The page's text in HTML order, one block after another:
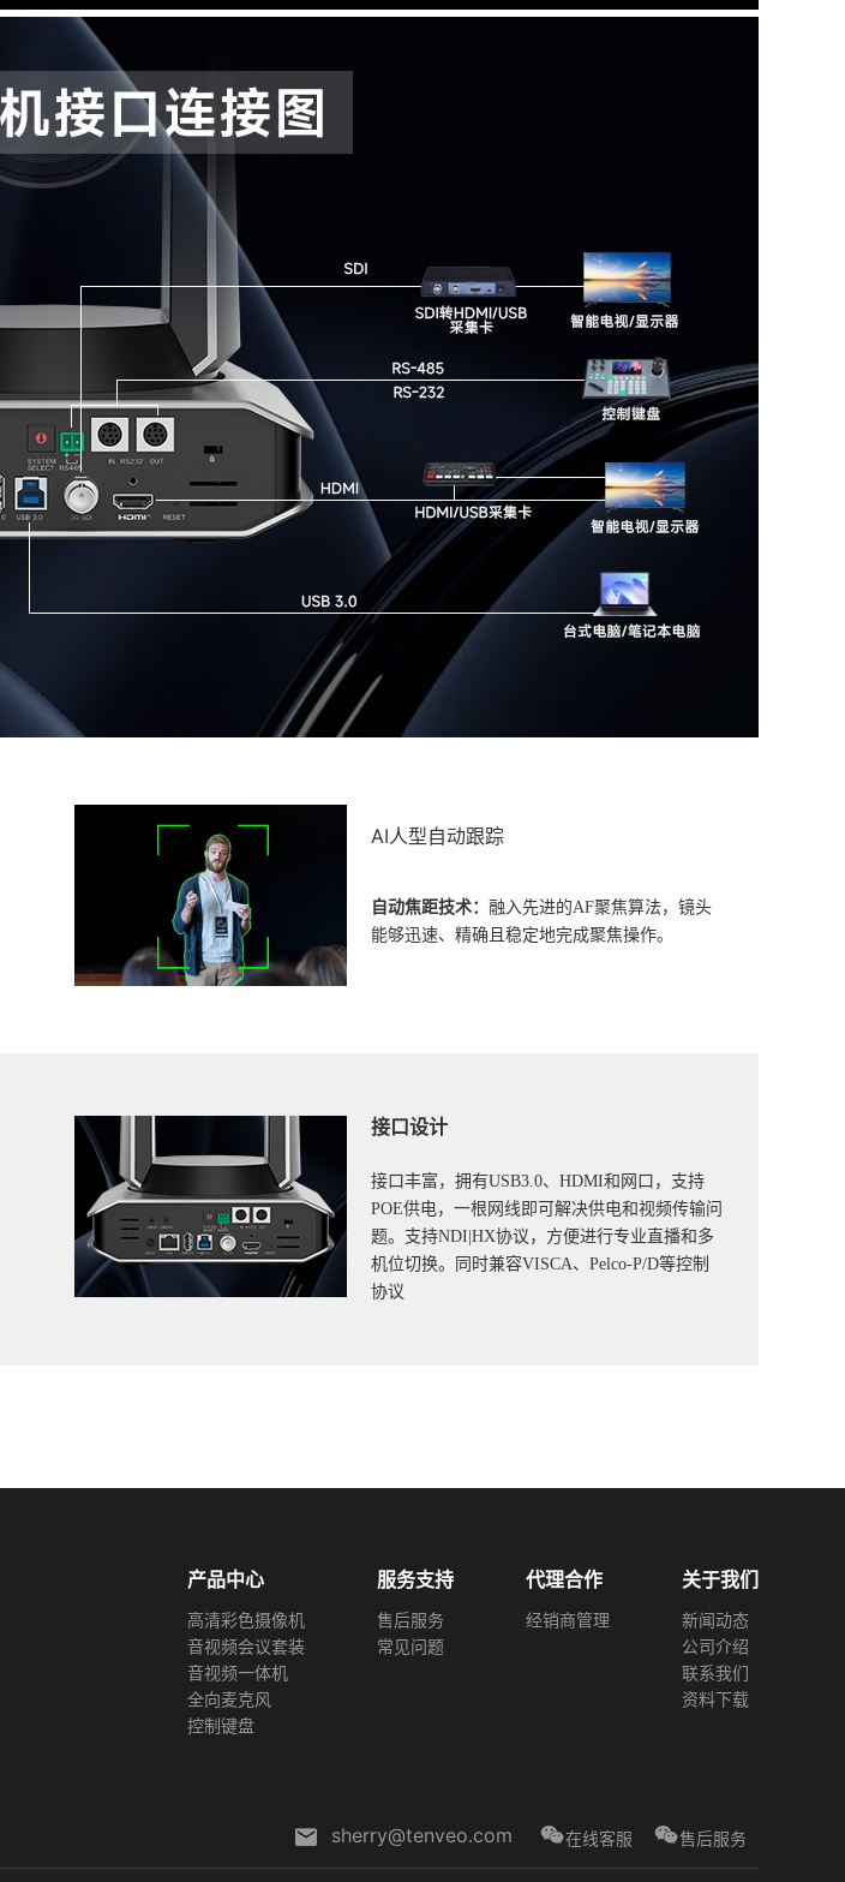
AI人型自动跟踪
自动焦距技术： 融入先进的AF聚焦算法，镜头
能够迅速、精确且稳定地完成聚焦操作。
接口设计
接口丰富，拥有USB3.0、HDMI和网口，支持
POE供电，一根网线即可解决供电和视频传输问
题。支持NDI|HX协议，方便进行专业直播和多
机位切换。同时兼容VISCA、Pelco-P/D等控制
协议
关于我们
新闻动态
公司介绍
联系我们
资料下载
代理合作
经销商管理
服务支持
售后服务
常见问题
产品中心
高清彩色摄像机
音视频会议套装
音视频一体机
全向麦克风
控制键盘
sherry@tenveo.com 在线客服 售后服务